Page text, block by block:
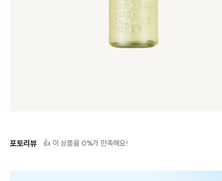
포토리뷰 👍 이 상품을 0%가 만족해요!